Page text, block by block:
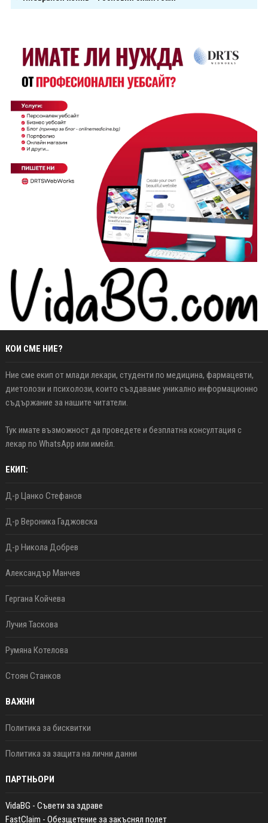
КОИ СМЕ НИЕ?
Ние сме екип от млади лекари, студенти по медицина, фармацевти,
диетолози и психолози, които създаваме уникално информационно
съдържание за нашите читатели.
Тук имате възможност да проведете и безплатна консултация с
лекар по WhatsApp или имейл.
ЕКИП:
Д-р Цанко Стефанов
Д-р Вероника Гаджовска
Д-р Никола Добрев
Александър Манчев
Гергана Койчева
Лучия Таскова
Румяна Котелова
Стоян Станков
ВАЖНИ
Политика за бисквитки
Политика за защита на лични данни
ПАРТНЬОРИ
VidaBG - Съвети за здраве
FastClaim - Обезщетение за закъснял полет